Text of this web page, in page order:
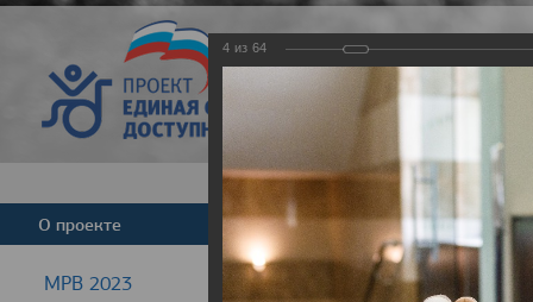
Версия для
О проекте Команда Новости
МРВ 2023
4 из 64